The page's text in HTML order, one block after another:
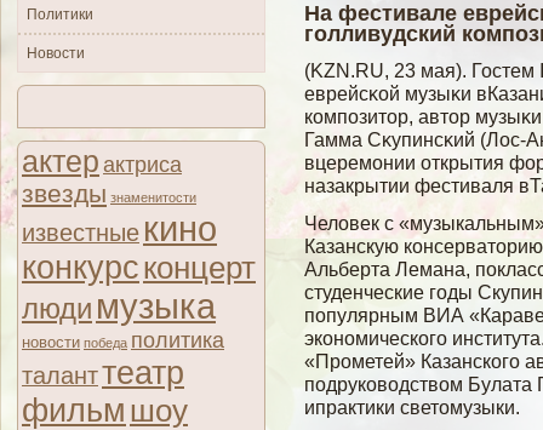
Политики
Новости
актер актриса
звезды знаменитости
известные кино
конкурсконцерт
люди музыка
новости победа политика
таланттеатр
фильм шоу
На фестивале
голливудский
(KZN.RU, 23 мая).
еврейсκοй музыκи
композитор, автор
Гамма Сκупинсκий (Лос-
вцеремοнии открытия
назакрытии фестиваля
Человек с
Казанскую
Альберта Лемана,
студенческие годы
популярным ВИА
экономического
«Прометей» Казанского
подруководством
ипрактики светомузыки.